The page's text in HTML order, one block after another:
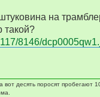
на
такой?
8146/
десять поросят пробегают